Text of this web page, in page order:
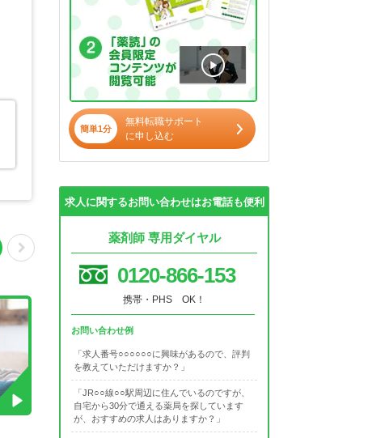
簡単1分
無料転職サポート
に申し込む
求人に関するお問い合わせはお電話も便利
薬剤師 専用ダイヤル
0120-866-153
携帯・PHS OK！
お問い合わせ例
「求人番号○○○○○○に興味があるので、評判
を教えていただけますか？」
「JR○○線○○駅周辺に住んでいるのですが、
自宅から30分で通える薬局を探しています
が、おすすめの求人はありますか？」